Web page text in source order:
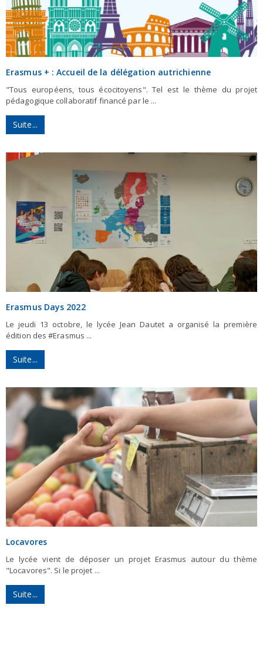
Erasmus + : Accueil de la délégation autrichienne
"Tous européens, tous écocitoyens". Tel est le thème du projet
pédagogique collaboratif financé par le ...
Suite...
Erasmus Days 2022
Le jeudi 13 octobre, le lycée Jean Dautet a organisé la première
édition des #Erasmus ...
Suite...
Locavores
Le lycée vient de déposer un projet Erasmus autour du thème
"Locavores". Si le projet ...
Suite...